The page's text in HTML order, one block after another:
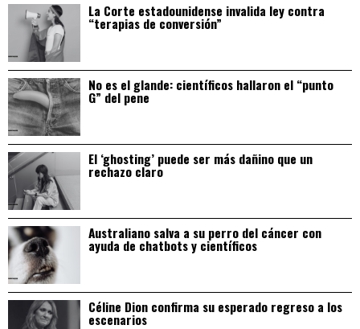
La Corte estadounidense invalida ley contra
“terapias de conversión”
No es el glande: científicos hallaron el “punto
G” del pene
El ‘ghosting’ puede ser más dañino que un
rechazo claro
Australiano salva a su perro del cáncer con
ayuda de chatbots y científicos
Céline Dion confirma su esperado regreso a los
escenarios